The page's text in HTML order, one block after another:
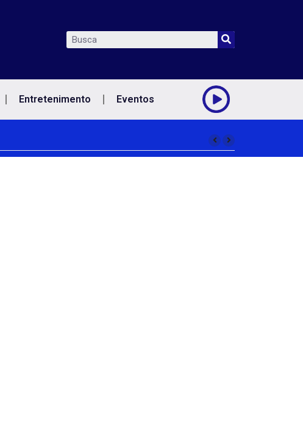
Entretenimento Eventos